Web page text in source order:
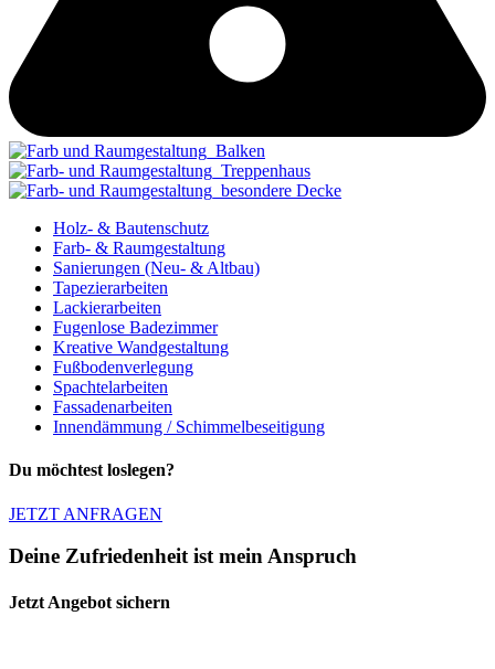
Holz- & Bautenschutz
Farb- & Raumgestaltung
Sanierungen (Neu- & Altbau)
Tapezierarbeiten
Lackierarbeiten
Fugenlose Badezimmer
Kreative Wandgestaltung
Fußbodenverlegung
Spachtelarbeiten
Fassadenarbeiten
Innendämmung / Schimmelbeseitigung
Du möchtest loslegen?
JETZT ANFRAGEN
Deine Zufriedenheit ist mein Anspruch
Jetzt Angebot sichern